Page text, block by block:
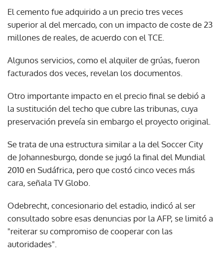
El cemento fue adquirido a un precio tres veces
superior al del mercado, con un impacto de coste de 23
millones de reales, de acuerdo con el TCE.
Algunos servicios, como el alquiler de grúas, fueron
facturados dos veces, revelan los documentos.
Otro importante impacto en el precio final se debió a
la sustitución del techo que cubre las tribunas, cuya
preservación preveía sin embargo el proyecto original.
Se trata de una estructura similar a la del Soccer City
de Johannesburgo, donde se jugó la final del Mundial
2010 en Sudáfrica, pero que costó cinco veces más
cara, señala TV Globo.
Odebrecht, concesionario del estadio, indicó al ser
consultado sobre esas denuncias por la AFP, se limitó a
"reiterar su compromiso de cooperar con las
autoridades".